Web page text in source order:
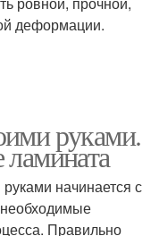
деформации.
руками.
ламината
начинается с
Правильно